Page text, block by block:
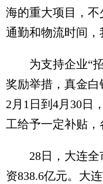
海的重大项目，
通勤和物流时间，
为支持企业“招
奖励举措，真金
2月1日到4月30日
工给予一定补贴，
28日，大连全
资838.6亿元。大